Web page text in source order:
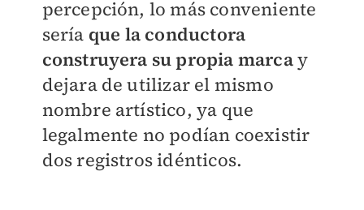
percepción, lo más conveniente
sería que la conductora
construyera su propia marcay
dejara de utilizar el mismo
nombre artístico, ya que
legalmente no podían coexistir
dos registros idénticos.